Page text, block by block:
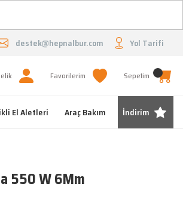
destek@hepnalbur.com Yol Tarifi
Favorilerim Sepetim
El Aletleri Araç Bakım İndirim
550 W 6Mm